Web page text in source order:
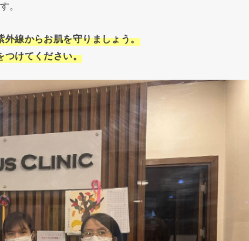
。
外線からお肌を守りましょう。
つけてください。